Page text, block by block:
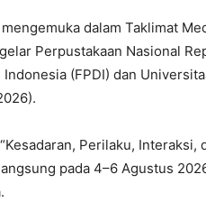
dalam Taklimat
Perpustakaan Nasional
(FPDI) dan
Perilaku, Interaksi,
pada 4–6 Agustus